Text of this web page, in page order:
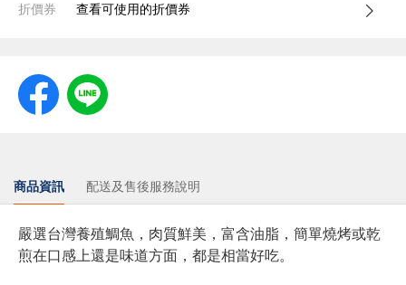
折價券 查看可使用的折價券
商品資訊 配送及售後服務說明
嚴選台灣養殖鯛魚，肉質鮮美，富含油脂，簡單燒烤或乾
煎在口感上還是味道方面，都是相當好吃。